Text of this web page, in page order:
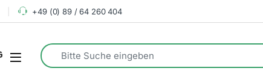
+49 (0) 89 / 64 260 404